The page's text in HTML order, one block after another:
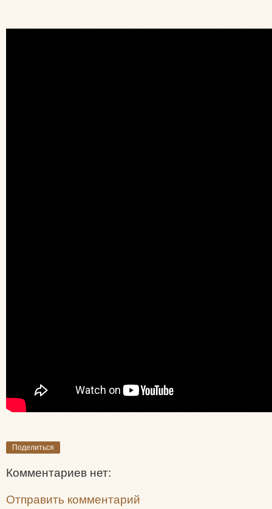
Поделиться
Комментариев нет:
Отправить комментарий